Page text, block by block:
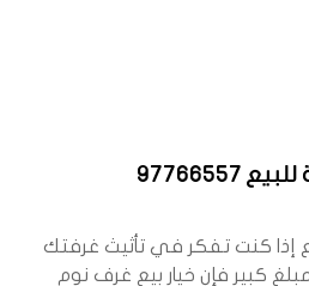
كنت تفكر في تأثيث غرفتك
كبير فإن خيار بيع غرف نوم